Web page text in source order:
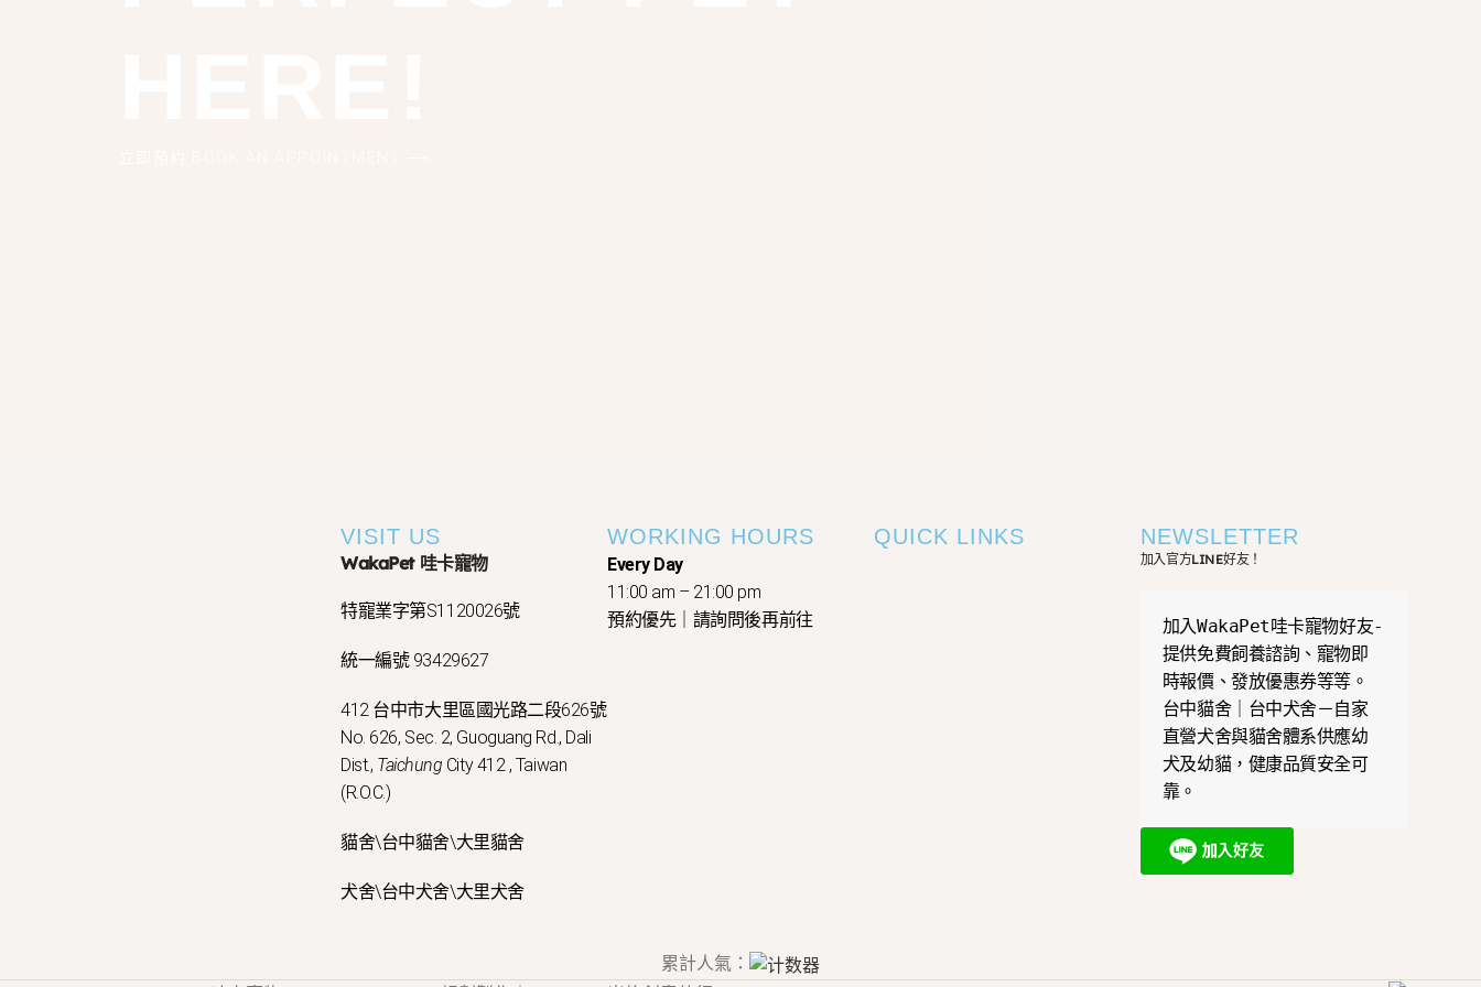
VISIT US
WakaPet 哇卡寵物
特寵業字第S1120026號
統一編號 93429627
412 台中市大里區國光路二段626號
No. 626, Sec. 2, Guoguang Rd., Dali
Dist., Taichung City 412 , Taiwan
(R.O.C.)
貓舍\台中貓舍\大里貓舍
犬舍\台中犬舍\大里犬舍
WORKING HOURS
Every Day
11:00 am – 21:00 pm
預約優先｜請詢問後再前往
QUICK LINKS NEWSLETTER
加入官方LINE好友！
加入WakaPet哇卡寵物好友-
提供免費飼養諮詢、寵物即
時報價、發放優惠券等等。
台中貓舍｜台中犬舍－自家
直營犬舍與貓舍體系供應幼
犬及幼貓，健康品質安全可
靠。
累計人氣：